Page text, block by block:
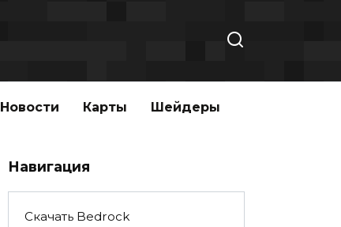
Новости Карты Шейдеры
Навигация
Скачать Bedrock